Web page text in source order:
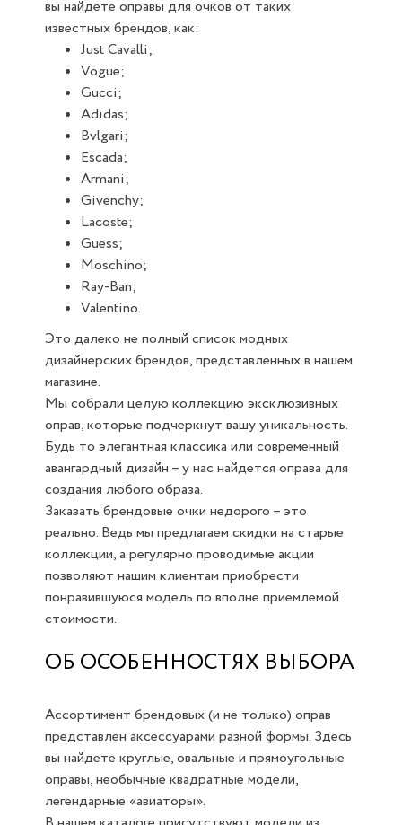
вы найдете оправы для очков от таких
известных брендов, как:
Just Cavalli;
Vogue;
Gucci;
Adidas;
Bvlgari;
Escada;
Armani;
Givenchy;
Lacoste;
Guess;
Moschino;
Ray-Ban;
Valentino.
Это далеко не полный список модных
дизайнерских брендов, представленных в нашем
магазине.
Мы собрали целую коллекцию эксклюзивных
оправ, которые подчеркнут вашу уникальность.
Будь то элегантная классика или современный
авангардный дизайн – у нас найдется оправа для
создания любого образа.
Заказать брендовые очки недорого – это
реально. Ведь мы предлагаем скидки на старые
коллекции, а регулярно проводимые акции
позволяют нашим клиентам приобрести
понравившуюся модель по вполне приемлемой
стоимости.
ОБ ОСОБЕННОСТЯХ ВЫБОРА
Ассортимент брендовых (и не только) оправ
представлен аксессуарами разной формы. Здесь
вы найдете круглые, овальные и прямоугольные
оправы, необычные квадратные модели,
легендарные «авиаторы».